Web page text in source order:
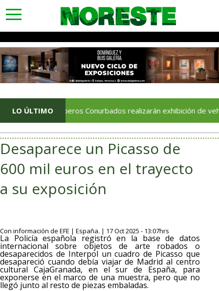
toggle
navigation
LO ÚLTIMO
Bomberos Conurbados realizarán exhibición de vehículos y
Desaparece un Picasso de
600 mil euros en el trayecto
a su exposición
Con información de EFE | España. | 17 Oct 2025 - 13:07hrs
La Policía española registró en la base de datos
internacional sobre objetos de arte robados o
desaparecidos de Interpol un cuadro de Picasso que
desapareció cuando debía viajar de Madrid al centro
cultural CajaGranada, en el sur de España, para
exponerse en el marco de una muestra, pero que no
llegó junto al resto de piezas embaladas.